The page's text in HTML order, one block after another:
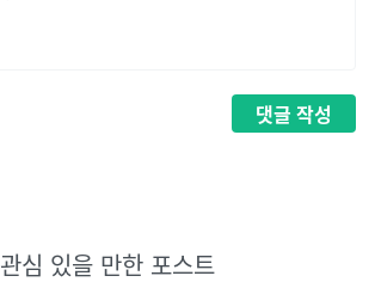
댓글 작성
관심 있을 만한 포스트